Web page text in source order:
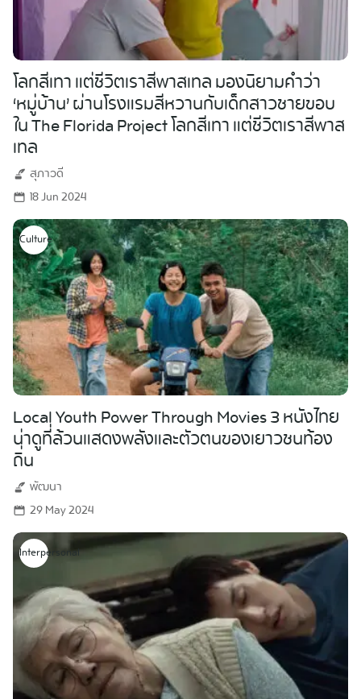
Search
for:
โลกสีเทา แต่ชีวิตเราสีพาสเทล มองนิยามคำว่า
‘หมู่บ้าน’ ผ่านโรงแรมสีหวานกับเด็กสาวชายขอบ
ใน The Florida Project โลกสีเทา แต่ชีวิตเราสีพาส
เทล
สุภาวดี
18 Jun 2024
Culture
Local Youth Power Through Movies 3 หนังไทย
น่าดูที่ล้วนแสดงพลังและตัวตนของเยาวชนท้อง
ถิ่น
พัฒนา
29 May 2024
Interpersonal